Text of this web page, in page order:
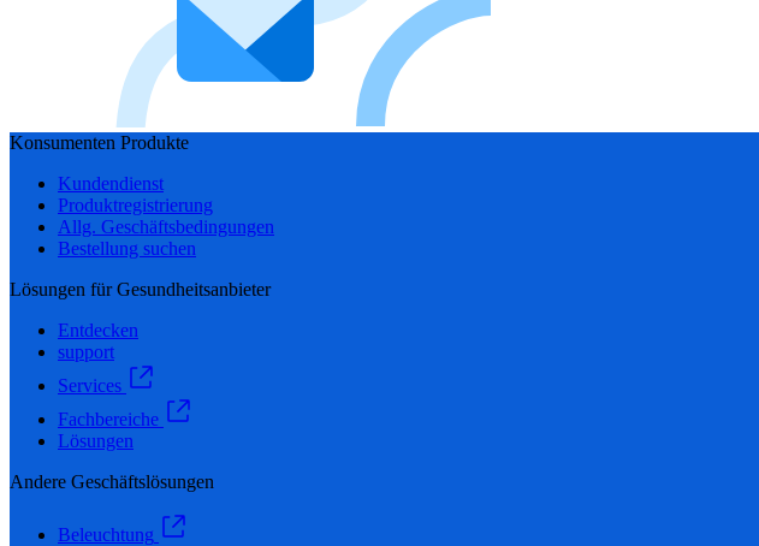
Konsumenten Produkte
Kundendienst
Produktregistrierung
Allg. Geschäftsbedingungen
Bestellung suchen
Lösungen für Gesundheitsanbieter
Entdecken
support
Services
Fachbereiche
Lösungen
Andere Geschäftslösungen
Beleuchtung